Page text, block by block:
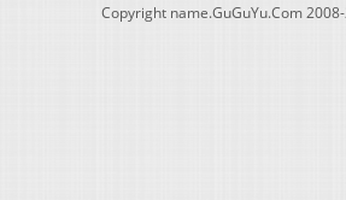
Copyright name.GuGuYu.Com